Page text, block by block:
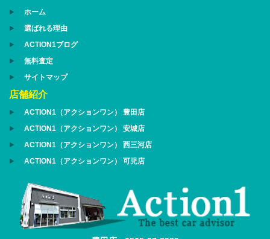
ホーム
選ばれる理由
ACTION1ブログ
無料査定
サイトマップ
店舗紹介
ACTION1（アクションワン） 豊田店
ACTION1（アクションワン） 安城店
ACTION1（アクションワン） 西三河店
ACTION1（アクションワン） 可児店